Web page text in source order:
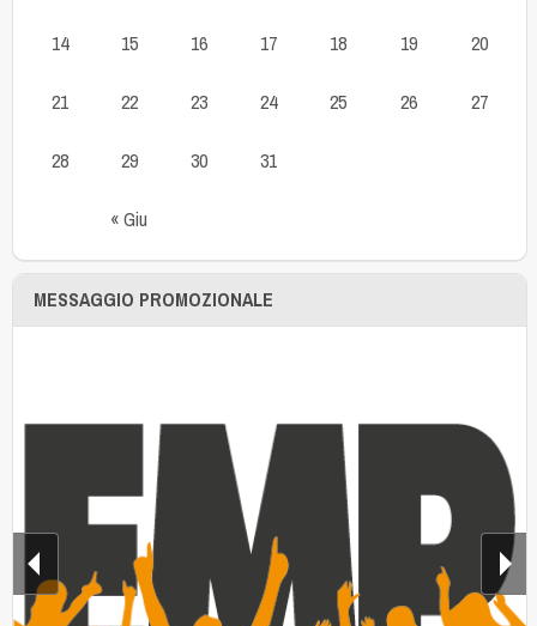
« Giu
14 15 16 17 18 19 20
21 22 23 24 25 26 27
28 29 30 31
MESSAGGIO PROMOZIONALE